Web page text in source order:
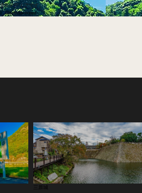
報メディアです。
@tabisamurai